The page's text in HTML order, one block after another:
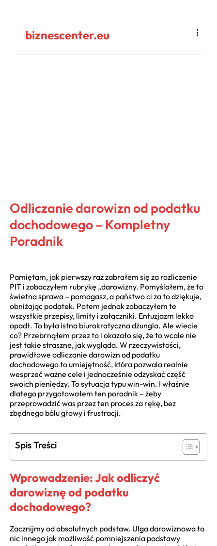
biznescenter.eu
Odliczanie darowizn od podatku
dochodowego – Kompletny
Poradnik
Pamiętam, jak pierwszy raz zabrałem się za rozliczenie
PIT i zobaczyłem rubrykę „darowizny. Pomyślałem, że to
świetna sprawa – pomagasz, a państwo ci za to dziękuje,
obniżając podatek. Potem jednak zobaczyłem te
wszystkie przepisy, limity i załączniki. Entuzjazm lekko
opadł. To była istna biurokratyczna dżungla. Ale wiecie
co? Przebrnąłem przez to i okazało się, że to wcale nie
jest takie straszne, jak wygląda. W rzeczywistości,
prawidłowe odliczanie darowizn od podatku
dochodowego to umiejętność, która pozwala realnie
wesprzeć ważne cele i jednocześnie odzyskać część
swoich pieniędzy. To sytuacja typu win-win. I właśnie
dlatego przygotowałem ten poradnik – żeby
przeprowadzić was przez ten proces za rękę, bez
zbędnego bólu głowy i frustracji.
Spis Treści
Wprowadzenie: Jak odliczyć
darowiznę od podatku
dochodowego?
Zacznijmy od absolutnych podstaw. Ulga darowiznowa to
nic innego jak możliwość pomniejszenia podstawy